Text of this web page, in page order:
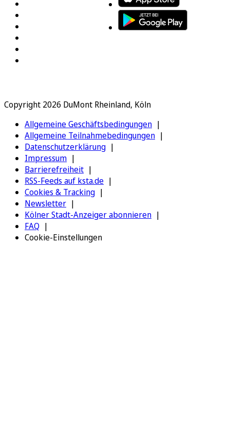
Copyright 2026 DuMont Rheinland, Köln
Allgemeine Geschäftsbedingungen
Allgemeine Teilnahmebedingungen
Datenschutzerklärung
Impressum
Barrierefreiheit
RSS-Feeds auf ksta.de
Cookies & Tracking
Newsletter
Kölner Stadt-Anzeiger abonnieren
FAQ
Cookie-Einstellungen